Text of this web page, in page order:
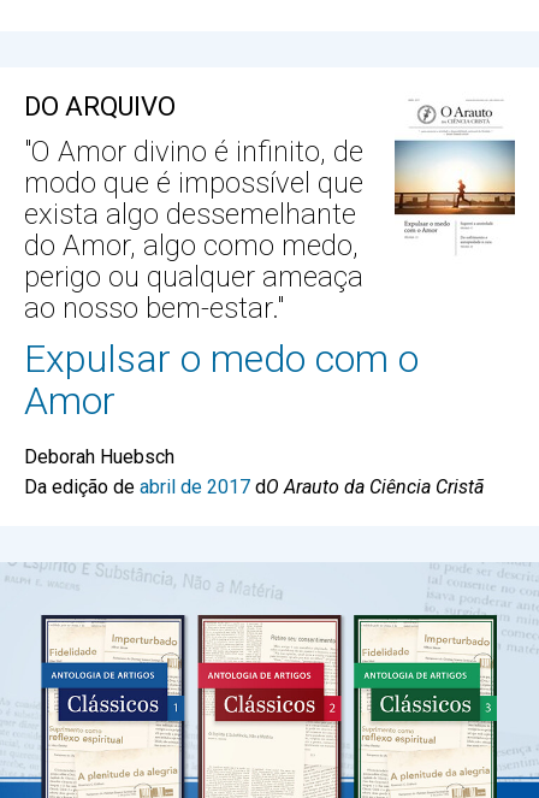
DO ARQUIVO
"O Amor divino é infinito, de
modo que é impossível que
exista algo dessemelhante
do Amor, algo como medo,
perigo ou qualquer ameaça
ao nosso bem-estar."
Expulsar o medo com o
Amor
Deborah Huebsch
Da edição de abril de 2017 dO Arauto da Ciência Cristã